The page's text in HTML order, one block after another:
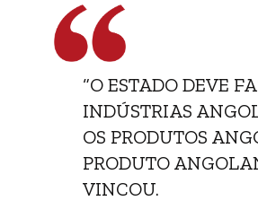
“O ESTADO DEVE
INDÚSTRIAS
OS PRODUTOS
PRODUTO
VINCOU.